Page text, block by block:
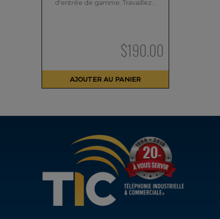
d'entrée de gamme. Travaillez…
$190.00
AJOUTER AU PANIER